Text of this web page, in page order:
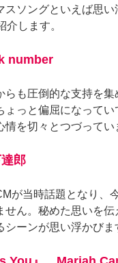
スソングといえば思
します。
number
も圧倒的な支持を
ょっと偏屈になって
を切々とつづってい
郎
が当時話題となり、
ん。秘めた思いを
ーンが思い浮かびま